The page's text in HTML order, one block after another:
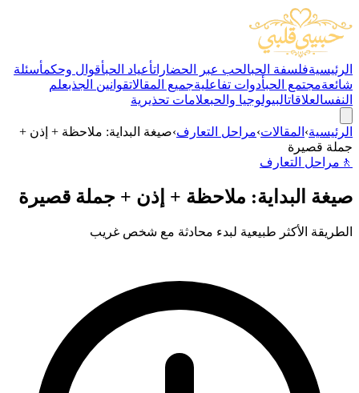
الرئيسيةفلسفة الحبالحب عبر الحضاراتأعياد الحبأقوال وحكمأسئلة
شائعةمجتمع الحبأدوات تفاعليةجميع المقالاتقوانين الجذبعلم
النفسالعلاقاتالبيولوجيا والحبعلامات تحذيرية
الرئيسية› المقالات›مراحل التعارف›صيغة البداية: ملاحظة + إذن +
جملة قصيرة
🚶 مراحل التعارف
صيغة البداية: ملاحظة + إذن + جملة قصيرة
الطريقة الأكثر طبيعية لبدء محادثة مع شخص غريب